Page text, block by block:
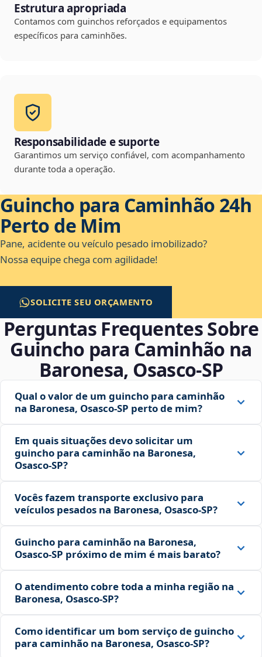
Estrutura apropriada
Contamos com guinchos reforçados e equipamentos
específicos para caminhões.
Responsabilidade e suporte
Garantimos um serviço confiável, com acompanhamento
durante toda a operação.
Guincho para Caminhão 24h
Perto de Mim
Pane, acidente ou veículo pesado imobilizado?
Nossa equipe chega com agilidade!
SOLICITE SEU ORÇAMENTO
Perguntas Frequentes Sobre
Guincho para Caminhão na
Baronesa, Osasco‑SP
Qual o valor de um guincho para caminhão
na Baronesa, Osasco‑SP perto de mim?
Em quais situações devo solicitar um
guincho para caminhão na Baronesa,
Osasco‑SP?
Vocês fazem transporte exclusivo para
veículos pesados na Baronesa, Osasco‑SP?
Guincho para caminhão na Baronesa,
Osasco‑SP próximo de mim é mais barato?
O atendimento cobre toda a minha região na
Baronesa, Osasco‑SP?
Como identificar um bom serviço de guincho
para caminhão na Baronesa, Osasco‑SP?